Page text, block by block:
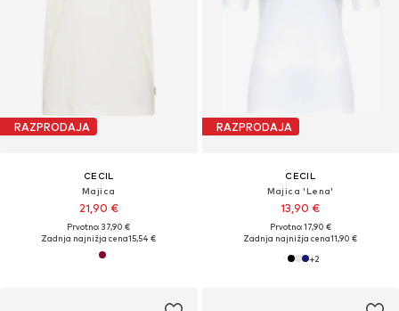
RAZPRODAJA
CECIL
Majica
21,90 €
Prvotno: 37,90 €
Zadnja najnižja cena15,54 €
RAZPRODAJA
CECIL
Majica 'Lena'
13,90 €
Prvotno: 17,90 €
Zadnja najnižja cena11,90 €
+2